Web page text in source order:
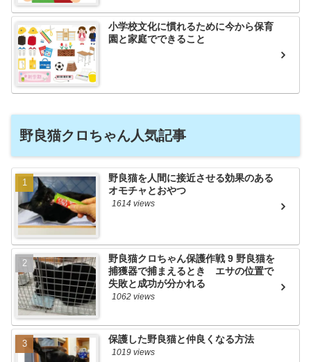
小学校文化に慣れるために今から保育
園と家庭でできること
野良猫クロちゃん人気記事
野良猫を人間に接近させる効果のある
オモチャとおやつ
1614 views
野良猫クロちゃん保護作戦 9 野良猫を
捕獲器で捕まえるとき エサの位置で
失敗と成功が分かれる
1062 views
保護した野良猫と仲良くなる方法
1019 views